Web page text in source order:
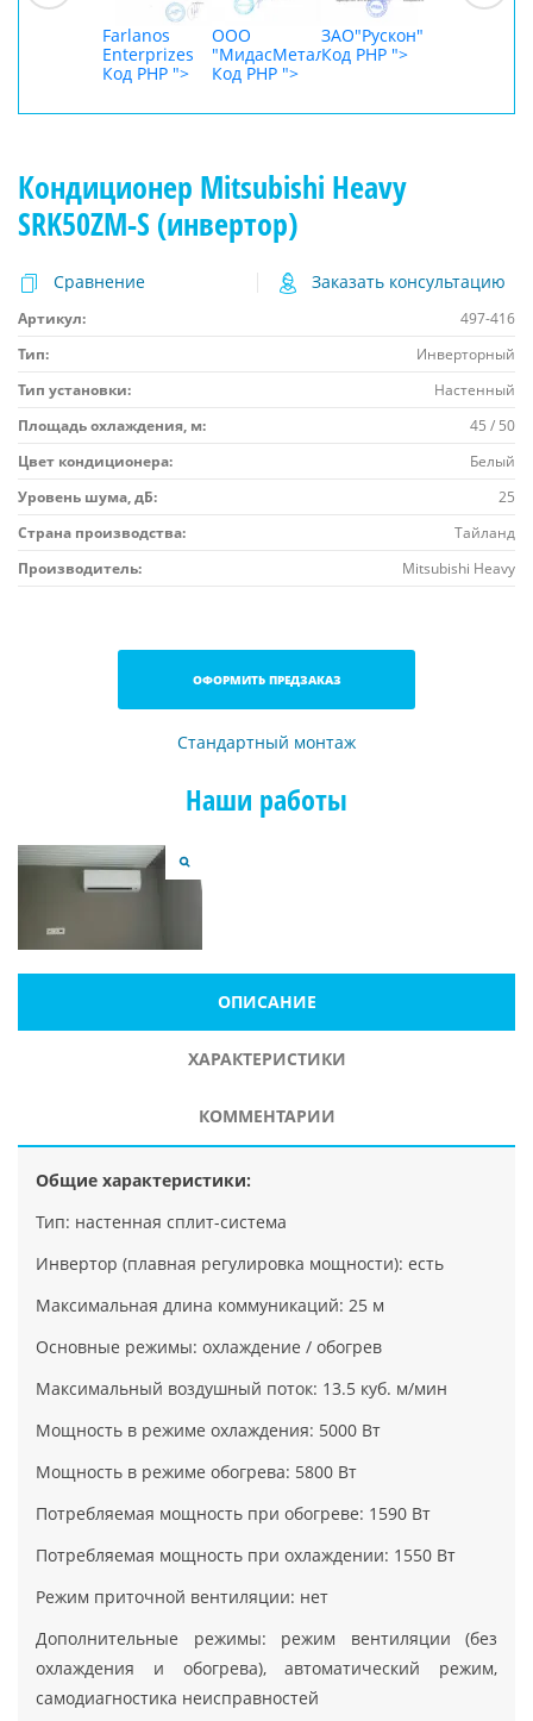
Farlanos
Enterprizes
Код PHP ">
ООО
"МидасМеталлАрт"
Код PHP ">
ЗАО"Рускон"
Код PHP ">
Кондиционер Mitsubishi Heavy
SRK50ZM-S (инвертор)
Сравнение Заказать консультацию
Артикул:
497-416
Тип:
Инверторный
Тип установки:
Настенный
Площадь охлаждения, м:
45 / 50
Цвет кондиционера:
Белый
Уровень шума, дБ:
25
Страна производства:
Тайланд
Производитель:
Mitsubishi Heavy
ОФОРМИТЬ ПРЕДЗАКАЗ
Стандартный монтаж
Наши работы
ОПИСАНИЕ
ХАРАКТЕРИСТИКИ
КОММЕНТАРИИ
Общие характеристики:
Тип: настенная сплит-система
Инвертор (плавная регулировка мощности): есть
Максимальная длина коммуникаций: 25 м
Основные режимы: охлаждение / обогрев
Максимальный воздушный поток: 13.5 куб. м/мин
Мощность в режиме охлаждения: 5000 Вт
Мощность в режиме обогрева: 5800 Вт
Потребляемая мощность при обогреве: 1590 Вт
Потребляемая мощность при охлаждении: 1550 Вт
Режим приточной вентиляции: нет
Дополнительные режимы: режим вентиляции (без
охлаждения и обогрева), автоматический режим,
самодиагностика неисправностей